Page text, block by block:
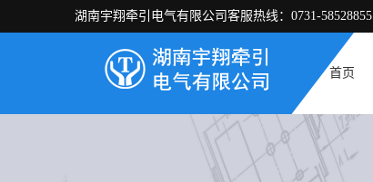
湖南宇翔牵引电气有限公司客服热线：0731-58528855
首页